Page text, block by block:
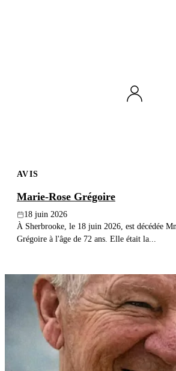
AVIS
Marie-Rose Grégoire
18 juin 2026
À Sherbrooke, le 18 juin 2026, est décédée
Grégoire à l'âge de 72 ans. Elle était la...